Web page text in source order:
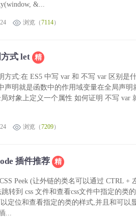
&...
浏览（7114）
方式 let 精
方式:在 ES5 中写 var 和 不写 var 区别是
声明就是函数中的作用域变量在全局声
对象上定义一个属性 如何证明 不写 var
浏览（7209）
插件推荐 精
Peek (让外链的类名可以通过 CTRL +
转到 css 文件和查看css文件中指定的类
以定位和查看指定的类的样式,并且和可
...